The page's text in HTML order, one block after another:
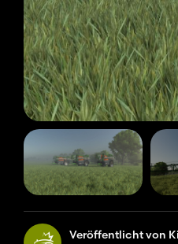
Veröffentlicht von